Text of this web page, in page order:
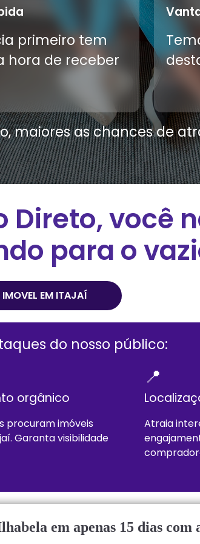
primeiro tem
hora de receber
maiores as chances de
Direto, você
para o
EM ITAJAÍ
do nosso público:
orgânico
procuram imóveis
. Garanta visibilidade
📍
Atraia
em apenas 15 dias